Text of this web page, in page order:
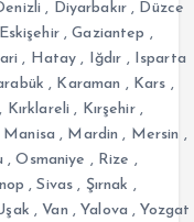
, Diyarbakır , Düzce
Eskişehir,Gaziantep ,
, Hatay , Iğdır , Isparta
, Karaman , Kars ,
, Kırklareli , Kırşehir,
Manisa , Mardin , Mersin ,
,Osmaniye , Rize ,
,Sivas , Şırnak ,
, Van ,Yalova ,Yozgat